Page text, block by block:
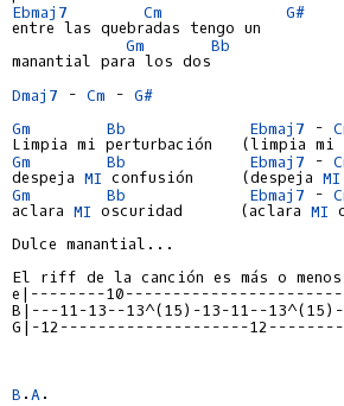
Ebmaj7
Cm G#
entre las quebradas tengo un
Gm
Bb
manantial para los dos
Dmaj7 - Cm - G#
Gm
Bb Ebmaj7 -
Gm
Bb Ebmaj7 -
despeja MI confusión     (despeja MI
Gm
Bb Ebmaj7 -
aclara MI oscuridad      (aclara MI
Dulce manantial...
e|--------
B|---11-13--13^(15)-13-11--
G|-12--------------------
B .A .